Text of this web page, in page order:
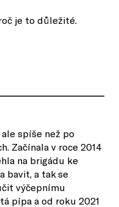
je to důležité.
spíše než po
Začínala v roce 2014
na brigádu ke
bavit, a tak se
výčepnímu
pípa a od roku 2021